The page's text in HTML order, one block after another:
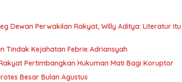
Dewan Perwakilan Rakyat, Willy Aditya: Literatur Itu
Tindak Kejahatan Febrie Adriansyah
Pertimbangkan Hukuman Mati Bagi Koruptor
Besar Bulan Agustus